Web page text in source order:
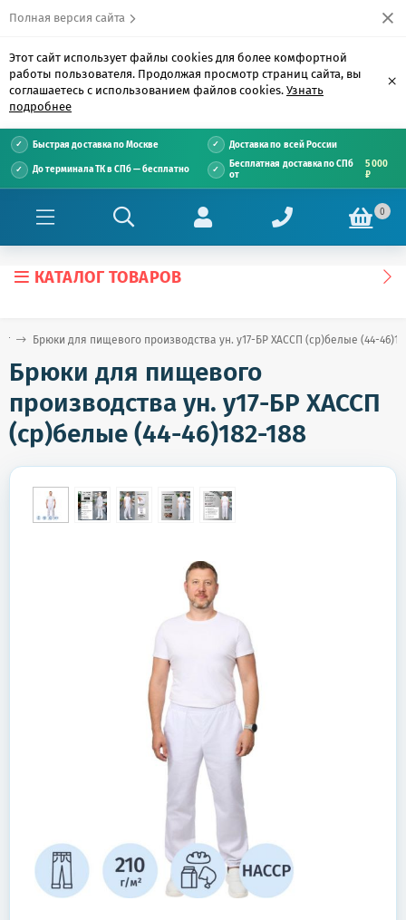
Полная версия сайта
Этот сайт использует файлы cookies для более комфортной
работы пользователя. Продолжая просмотр страниц сайта, вы
соглашаетесь с использованием файлов cookies. Узнать
подробнее
×
Быстрая доставка по Москве Доставка по всей России
До терминала ТК в СПб — бесплатно
Бесплатная доставка по СПб
от
5 000
₽
0
КАТАЛОГ ТОВАРОВ
Брюки для пищевого производства ун. у17-БР ХАССП (ср)белые (44-
Брюки для пищевого
производства ун. у17-БР ХАССП
(ср)белые (44-46)182-188